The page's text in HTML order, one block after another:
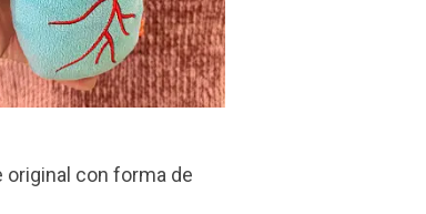
original con forma de